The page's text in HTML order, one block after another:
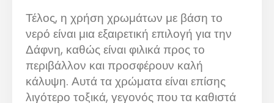
Τέλος, η χρήση χρωμάτων με βάση το
νερό είναι μια εξαιρετική επιλογή για την
Δάφνη, καθώς είναι φιλικά προς το
περιβάλλον και προσφέρουν καλή
κάλυψη. Αυτά τα χρώματα είναι επίσης
λιγότερο τοξικά, γεγονός που τα καθιστά